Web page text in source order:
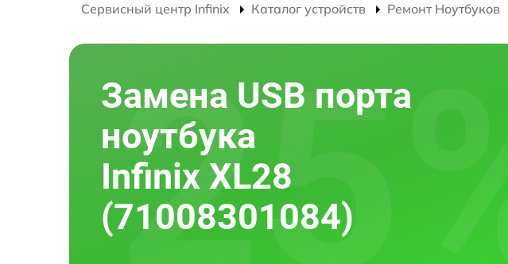
Сервисный центр Infinix Каталог устройств Ремонт Ноутбуков
Замена USB порта
ноутбука
Infinix XL28
(71008301084)